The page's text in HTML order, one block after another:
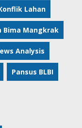
Lahan
Bima Mangkrak
Analysis
Pansus BLBI